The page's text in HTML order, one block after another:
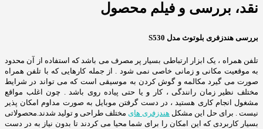
نقد، بررسی و فیلم محصول
بررسی هندزفری بلوتوث مدل S530
تلفن همراه ، یک ابزار ارتباطی بسیار پر مصرف می باشد که استفاده از آن محدود
به موقعیت مکانی و زمانی خاصی نمی شود . از جمله کارهایی که با تلفن همراه
صورت می گیرد مکالمه و گوش کردن به موسیقی است که می تواند در شرایط
مختلف نظیر زمان رانندگی ، کار و یا حتی پیاده روی باشد . چون اغلب مواقع
مشغول انجام کاری هستید ، در دست گرفتن موبایل به صورت مداوم امکان پذیر
نیست . برای حل این مشکل هندزفری های مختلف طراحی و تولید شدند.محصولاتی
بسیار کاربردی که این امکان را برای شما محیا می کردند تا بدون نیاز به در دست